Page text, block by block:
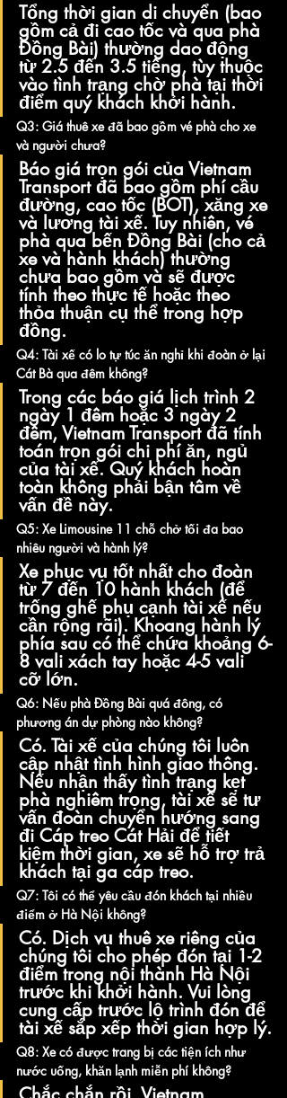
Tổng thời gian di chuyển (bao
gồm cả đi cao tốc và qua phà
Đồng Bài) thường dao động
từ 2.5 đến 3.5 tiếng, tùy thuộc
vào tình trạng chờ phà tại thời
điểm quý khách khởi hành.
Q3: Giá thuê xe đã bao gồm vé phà cho xe
và người chưa?
Báo giá trọn gói của Vietnam
Transport đã bao gồm phí cầu
đường, cao tốc (BOT), xăng xe
và lương tài xế. Tuy nhiên, vé
phà qua bến Đồng Bài (cho cả
xe và hành khách) thường
chưa bao gồm và sẽ được
tính theo thực tế hoặc theo
thỏa thuận cụ thể trong hợp
đồng.
Q4: Tài xế có lo tự túc ăn nghỉ khi đoàn ở lại
Cát Bà qua đêm không?
Trong các báo giá lịch trình 2
ngày 1 đêm hoặc 3 ngày 2
đêm, Vietnam Transport đã tính
toán trọn gói chi phí ăn, ngủ
của tài xế. Quý khách hoàn
toàn không phải bận tâm về
vấn đề này.
Q5: Xe Limousine 11 chỗ chở tối đa bao
nhiêu người và hành lý?
Xe phục vụ tốt nhất cho đoàn
từ 7 đến 10 hành khách (để
trống ghế phụ cạnh tài xế nếu
cần rộng rãi). Khoang hành lý
phía sau có thể chứa khoảng 6-
8 vali xách tay hoặc 4-5 vali
cỡ lớn.
Q6: Nếu phà Đồng Bài quá đông, có
phương án dự phòng nào không?
Có. Tài xế của chúng tôi luôn
cập nhật tình hình giao thông.
Nếu nhận thấy tình trạng kẹt
phà nghiêm trọng, tài xế sẽ tư
vấn đoàn chuyển hướng sang
đi Cáp treo Cát Hải để tiết
kiệm thời gian, xe sẽ hỗ trợ trả
khách tại ga cáp treo.
Q7: Tôi có thể yêu cầu đón khách tại nhiều
điểm ở Hà Nội không?
Có. Dịch vụ thuê xe riêng của
chúng tôi cho phép đón tại 1-2
điểm trong nội thành Hà Nội
trước khi khởi hành. Vui lòng
cung cấp trước lộ trình đón để
tài xế sắp xếp thời gian hợp lý.
Q8: Xe có được trang bị các tiện ích như
nước uống, khăn lạnh miễn phí không?